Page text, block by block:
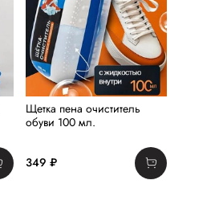
Щетка пена очиститель
обуви 100 мл.
349 ₽